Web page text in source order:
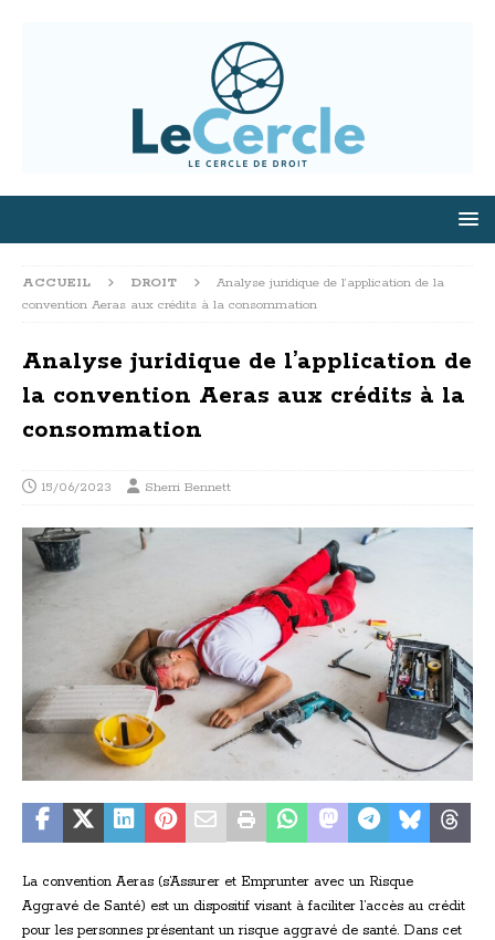
ACCUEIL DROIT
Analyse juridique de l’application de la
convention Aeras aux crédits à la consommation
Analyse juridique de l’application de
la convention Aeras aux crédits à la
consommation
15/06/2023 Sherri Bennett
La convention Aeras (s’Assurer et Emprunter avec un Risque
Aggravé de Santé) est un dispositif visant à faciliter l’accès au crédit
pour les personnes présentant un risque aggravé de santé. Dans cet